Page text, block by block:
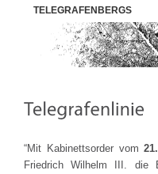
TELEGRAFENBERGS
“Mit Kabinettsorder vom
Friedrich Wilhelm III. die